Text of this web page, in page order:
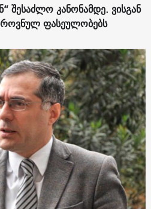
შესაძლო კანონამდე. ვისგან
ფასეულობებს